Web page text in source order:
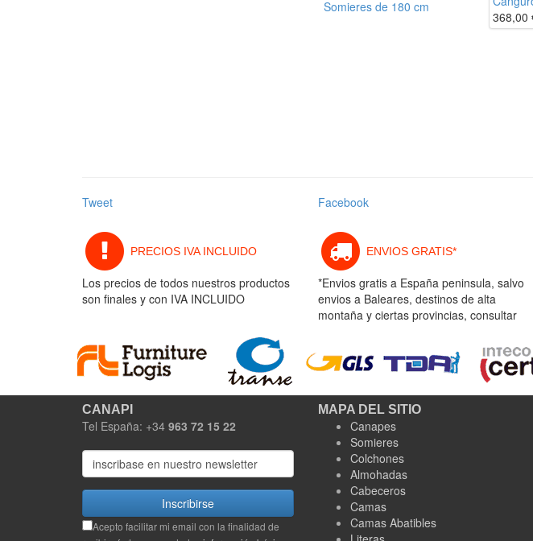
Somieres de 180 cm
368,00
Tweet Facebook
PRECIOS IVA INCLUIDO
Los precios de todos nuestros productos
son finales y con IVA INCLUIDO
ENVIOS GRATIS*
*Envios gratis a España peninsula, salvo
envios a Baleares, destinos de alta
montaña y ciertas provincias, consultar
CANAPI
Tel España: +34 963 72 15 22
Inscribirse
Acepto facilitar mi email con la finalidad de
MAPA DEL SITIO
Canapes
Somieres
Colchones
Almohadas
Cabeceros
Camas
Camas Abatibles